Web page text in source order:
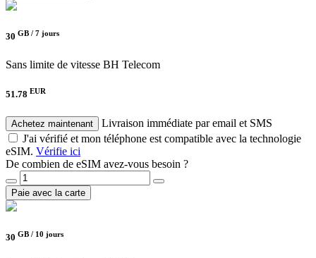
30 GB / 7 jours
Sans limite de vitesse BH Telecom
51.78 EUR
Achetez maintenant
Livraison immédiate par email et SMS
J'ai vérifié et mon téléphone est compatible avec la technologie
eSIM. Vérifie ici
De combien de eSIM avez-vous besoin ?
Paie avec la carte
30 GB / 10 jours